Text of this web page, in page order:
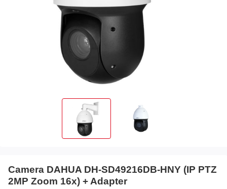
Camera DAHUA DH-SD49216DB-HNY (IP PTZ
2MP Zoom 16x) + Adapter